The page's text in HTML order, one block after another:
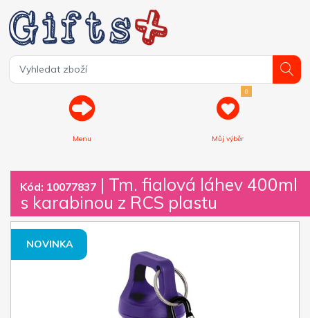
Menu
0
Můj výběr
Kód: 10077837 | Tm. fialová láhev 400ml
s karabinou z RCS plastu
NOVINKA